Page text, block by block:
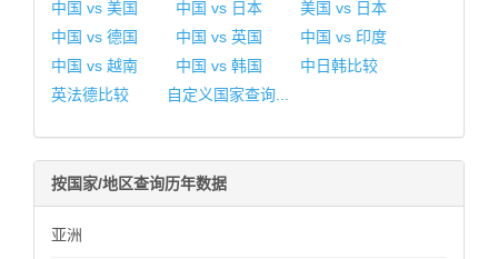
中国 vs 美国 中国 vs 日本
美国 vs 日本
中国 vs 德国
中国 vs 英国
中国 vs 印度
中国 vs 越南
中国 vs 韩国
中日韩比较
英法德比较
自定义国家查询...
按国家/地区查询历年数据
亚洲